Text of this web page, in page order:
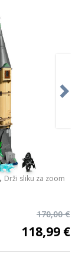
Drži sliku za zoom
170,00 €
118,99 €